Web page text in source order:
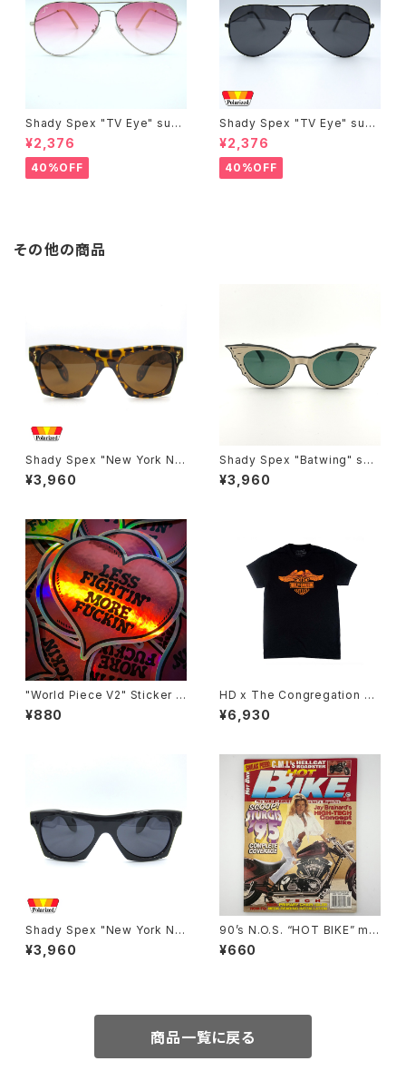
Shady Spex "TV Eye" sung
lasses, Silver w/Rose Grad
ient lenses
¥2,376
40%OFF
Shady Spex "TV Eye" sung
lasses, Black w/Polarized
Grey lenses
¥2,376
40%OFF
その他の商品
Shady Spex "New York Nig
ht Train-“Ready Teddy" su
nglasses, tortoise/Polariz
¥3,960
Shady Spex "Batwing" sun
glasses, Black w/Cream p
¥3,960
"World Piece V2" Sticker b
y Burrito Breath
¥880
HD x The Congregation Sh
ow 2025 Tee - Black
¥6,930
Shady Spex "New York Nig
ht Train-Midnight To Six" s
unglasses, Black/Polarize
¥3,960
90’s N.O.S. “HOT BIKE” ma
gazine #27-11(Nov.’95 issu
e)
¥660
商品一覧に戻る